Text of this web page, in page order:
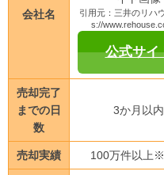
会社名
引用元：三井のリハ
s://
公式サイ
売却完了
までの日
数
3か月以内
売却実績 100万件以上